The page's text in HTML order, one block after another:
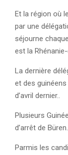
Et la région où
par une
séjourne
est la
La dernière
et des
d’avril dernier..
Plusieurs
d’arrêt de Büren.
Parmis les